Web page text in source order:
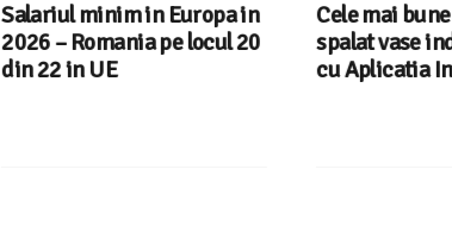
Salariul minim in Europa in
2026 – Romania pe locul 20
din 22 in UE
Cele mai
spalat vase
cu Aplicatia